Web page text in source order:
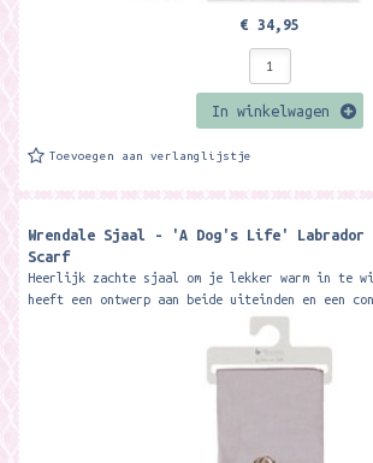
€ 34,95
In winkelwagen
Toevoegen aan verlanglijstje
Wrendale Sjaal - 'A Dog's Life' Labrador
Scarf
Heerlijk zachte sjaal om je lekker warm in te
heeft een ontwerp aan beide uiteinden en een